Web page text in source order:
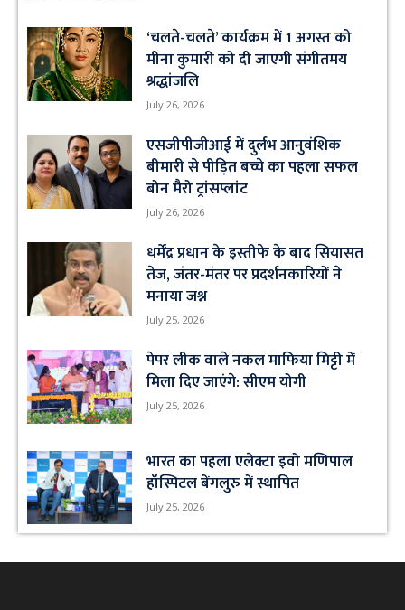
‘चलते-चलते’ कार्यक्रम में 1 अगस्त को
मीना कुमारी को दी जाएगी संगीतमय
श्रद्धांजलि
July 26, 2026
एसजीपीजीआई में दुर्लभ आनुवंशिक
बीमारी से पीड़ित बच्चे का पहला सफल
बोन मैरो ट्रांसप्लांट
July 26, 2026
धर्मेंद्र प्रधान के इस्तीफे के बाद सियासत
तेज, जंतर-मंतर पर प्रदर्शनकारियों ने
मनाया जश्न
July 25, 2026
पेपर लीक वाले नकल माफिया मिट्टी में
मिला दिए जाएंगे: सीएम योगी
July 25, 2026
भारत का पहला एलेक्टा इवो मणिपाल
हॉस्पिटल बेंगलुरु में स्थापित
July 25, 2026